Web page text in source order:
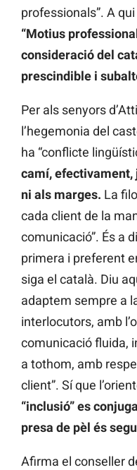
professionals”. A
“Motius
consideració del
prescindible i
Per als senyors
l’hegemonia del
ha “conflicte
camí, efectivament,
ni als marges. La
cada client de la
comunicació”. És a
primera i preferent
siga el català. Diu
adaptem sempre a
interlocutors, amb
comunicació fluida,
a tothom, amb
client”. Sí que
“inclusió” es
presa de pèl és
Afirma el conseller